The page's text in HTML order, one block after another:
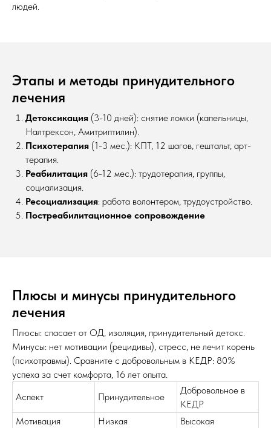
людей.
Этапы и методы принудительного
лечения
Детоксикация (3-10 дней): снятие ломки (капельницы,
Налтрексон, Амитриптилин).​
Психотерапия (1-3 мес.): КПТ, 12 шагов, гештальт, арт-
терапия.​
Реабилитация (6-12 мес.): трудотерапия, группы,
социализация.
Ресоциализация: работа волонтером, трудоустройство.
Постреабилитационное сопровождение
Плюсы и минусы принудительного
лечения
Плюсы: спасает от ОД, изоляция, принудительный детокс.
Минусы: нет мотивации (рецидивы), стресс, не лечит корень
(психотравмы). Сравните с добровольным в КЕДР: 80%
успеха за счет комфорта, 16 лет опыта.​
Аспект
Принудительное
Добровольное в
КЕДР
Мотивация
Низкая Высокая ​